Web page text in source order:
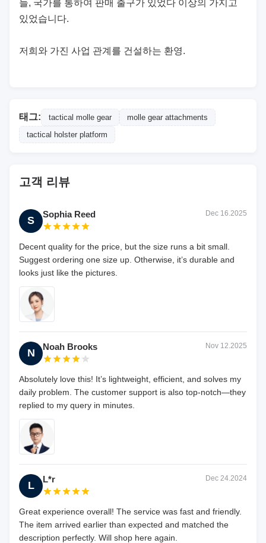
들, 국가를 통하여 판매 출구가 있었다 이상의 가지고
있었습니다.
저희와 가진 사업 관계를 건설하는 환영.
태그: tactical molle gear
molle gear attachments
tactical holster platform
고객 리뷰
S
Sophia Reed Dec 16.2025
Decent quality for the price, but the size runs a bit small.
Suggest ordering one size up. Otherwise, it’s durable and
looks just like the pictures.
N
Noah Brooks Nov 12.2025
Absolutely love this! It’s lightweight, efficient, and solves my
daily problem. The customer support is also top-notch—they
replied to my query in minutes.
L
L*r Dec 24.2024
Great experience overall! The service was fast and friendly.
The item arrived earlier than expected and matched the
description perfectly. Will shop here again.